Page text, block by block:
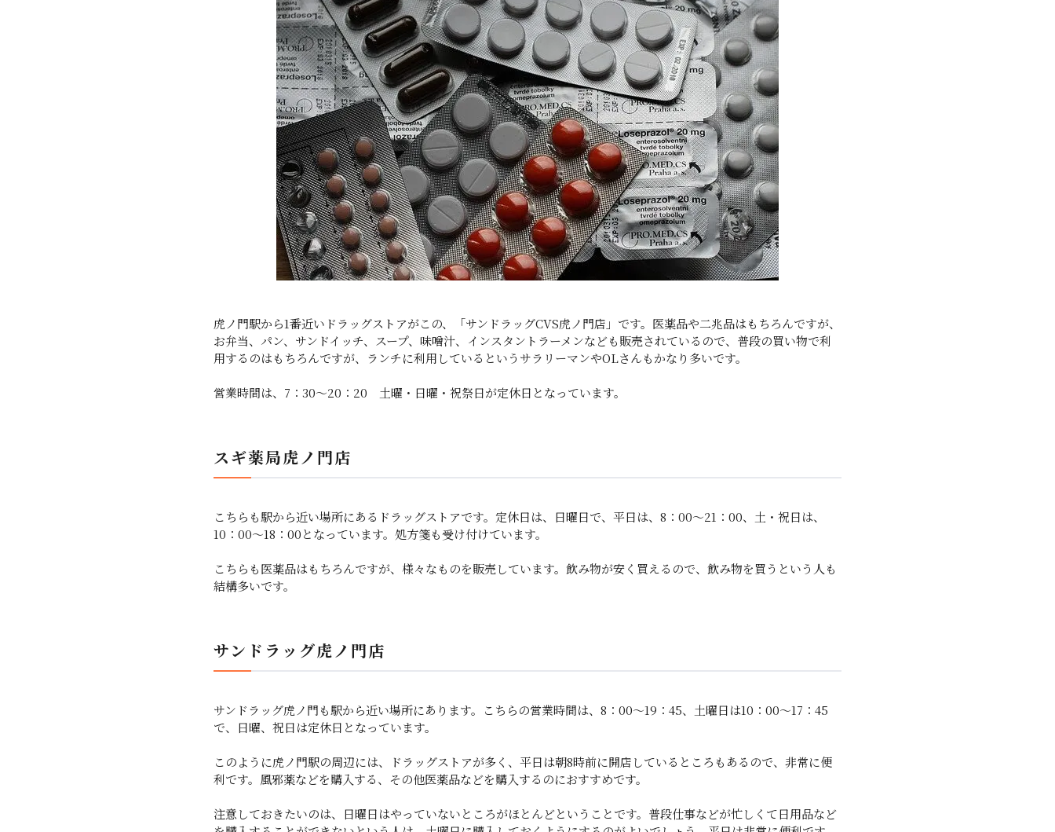
虎ノ門駅から1番近いドラッグストアがこの、「サンドラッグCVS虎ノ門店」です。医薬品や二兆品はもちろんですが、
お弁当、パン、サンドイッチ、スープ、味噌汁、インスタントラーメンなども販売されているので、普段の買い物で利
用するのはもちろんですが、ランチに利用しているというサラリーマンやOLさんもかなり多いです。
営業時間は、7：30～20：20 土曜・日曜・祝祭日が定休日となっています。
スギ薬局虎ノ門店
こちらも駅から近い場所にあるドラッグストアです。定休日は、日曜日で、平日は、8：00～21：00、土・祝日は、
10：00～18：00となっています。処方箋も受け付けています。
こちらも医薬品はもちろんですが、様々なものを販売しています。飲み物が安く買えるので、飲み物を買うという人も
結構多いです。
サンドラッグ虎ノ門店
サンドラッグ虎ノ門も駅から近い場所にあります。こちらの営業時間は、8：00～19：45、土曜日は10：00～17：45
で、日曜、祝日は定休日となっています。
このように虎ノ門駅の周辺には、ドラッグストアが多く、平日は朝8時前に開店しているところもあるので、非常に便
利です。風邪薬などを購入する、その他医薬品などを購入するのにおすすめです。
注意しておきたいのは、日曜日はやっていないところがほとんどということです。普段仕事などが忙しくて日用品など